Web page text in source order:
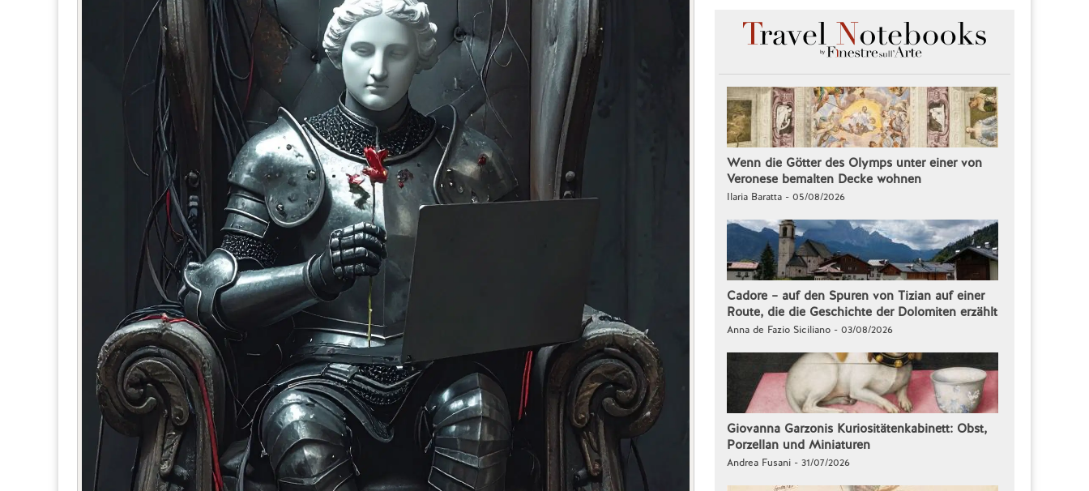
Wenn die Götter des Olymps unter einer von
Veronese bemalten Decke wohnen
Ilaria Baratta - 05/08/2026
Cadore – auf den Spuren von Tizian auf einer
Route, die die Geschichte der Dolomiten erzählt
Anna de Fazio Siciliano - 03/08/2026
Giovanna Garzonis Kuriositätenkabinett: Obst,
Porzellan und Miniaturen
Andrea Fusani - 31/07/2026